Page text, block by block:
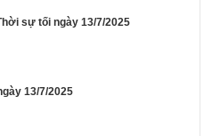
sự tối ngày 13/7/2025
13/7/2025